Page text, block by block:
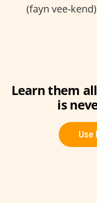
(fayn vee-kend)
Learn them
is
Use